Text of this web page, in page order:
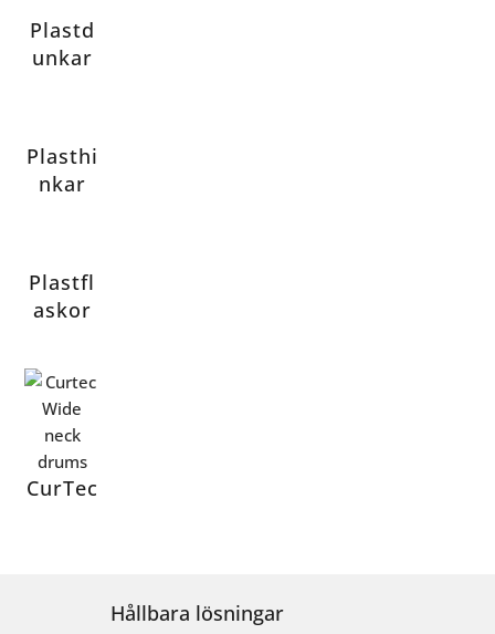
Plastd
unkar
Plasthi
nkar
Plastfl
askor
CurTec
Hållbara lösningar